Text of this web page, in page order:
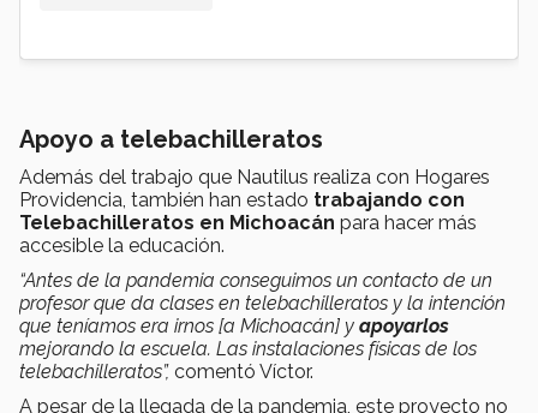
Apoyo a telebachilleratos
Además del trabajo que Nautilus realiza con Hogares
Providencia, también han estado trabajando con
Telebachilleratos en Michoacán para hacer más
accesible la educación.
“Antes de la pandemia conseguimos un contacto de un
profesor que da clases en telebachilleratos y la intención
que teníamos era irnos [a Michoacán] y apoyarlos
mejorando la escuela. Las instalaciones físicas de los
telebachilleratos”, comentó Víctor.
A pesar de la llegada de la pandemia, este proyecto no